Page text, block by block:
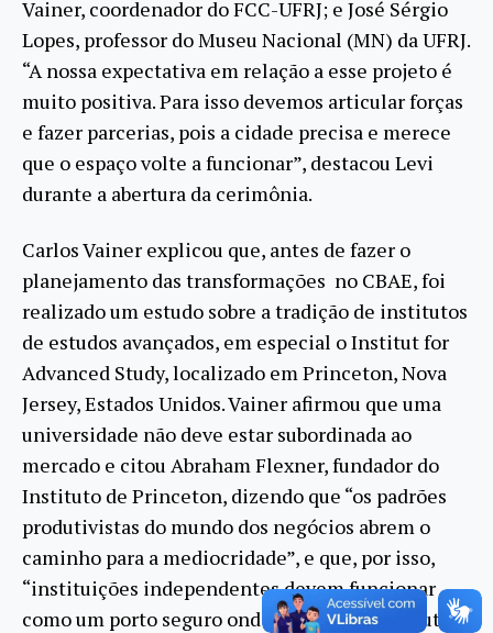
Vainer, coordenador do FCC-UFRJ; e José Sérgio
Lopes, professor do Museu Nacional (MN) da UFRJ.
“A nossa expectativa em relação a esse projeto é
muito positiva. Para isso devemos articular forças
e fazer parcerias, pois a cidade precisa e merece
que o espaço volte a funcionar”, destacou Levi
durante a abertura da cerimônia.
Carlos Vainer explicou que, antes de fazer o
planejamento das transformações no CBAE, foi
realizado um estudo sobre a tradição de institutos
de estudos avançados, em especial o Institut for
Advanced Study, localizado em Princeton, Nova
Jersey, Estados Unidos. Vainer afirmou que uma
universidade não deve estar subordinada ao
mercado e citou Abraham Flexner, fundador do
Instituto de Princeton, dizendo que “os padrões
produtivistas do mundo dos negócios abrem o
caminho para a mediocridade”, e que, por isso,
“instituições independentes devem funcionar
como um porto seguro onde estudiosos desfrutem